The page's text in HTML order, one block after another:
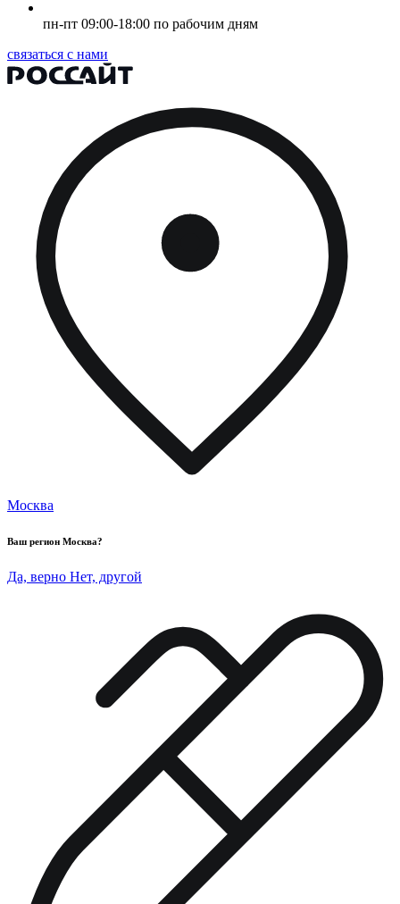
пн-пт 09:00-18:00 по рабочим дням
связаться с нами
Москва
Ваш регион Москва?
Да, верно Нет, другой